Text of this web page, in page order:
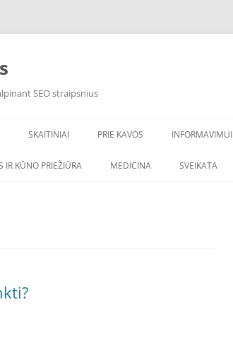
SEO straipsnius
VANDENS FILTRAI
SKAITINIAI PRIE KAVOS INFORMAVIMUI
IR KŪNO PRIEŽIŪRA MEDICINA SVEIKATA